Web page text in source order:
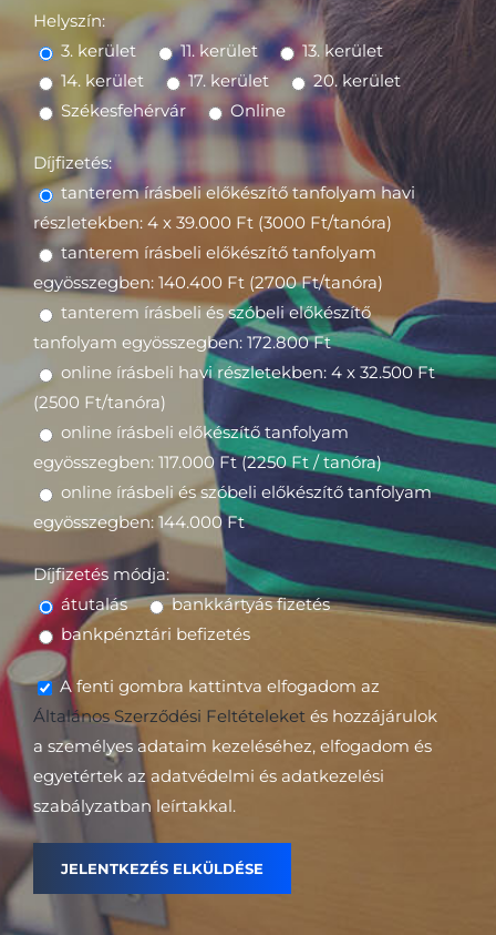
Helyszín:
3. kerület
11. kerület
13. kerület
14. kerület
17. kerület
20. kerület
Székesfehérvár
Online
Díjfizetés:
tanterem írásbeli előkészítő tanfolyam havi
részletekben: 4 x 39.000 Ft (3000 Ft/tanóra)
tanterem írásbeli előkészítő tanfolyam
egyösszegben: 140.400 Ft (2700 Ft/tanóra)
tanterem írásbeli és szóbeli előkészítő
tanfolyam egyösszegben: 172.800 Ft
online írásbeli havi részletekben: 4 x 32.500 Ft
(2500 Ft/tanóra)
online írásbeli előkészítő tanfolyam
egyösszegben: 117.000 Ft (2250 Ft / tanóra)
online írásbeli és szóbeli előkészítő tanfolyam
egyösszegben: 144.000 Ft
Díjfizetés módja:
átutalás
bankkártyás fizetés
bankpénztári befizetés
A fenti gombra kattintva elfogadom az
Általános Szerződési Feltételeket és hozzájárulok
a személyes adataim kezeléséhez, elfogadom és
egyetértek az adatvédelmi és adatkezelési
szabályzatban leírtakkal.